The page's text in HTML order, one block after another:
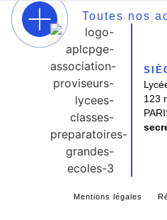
Toutes nos
123
Mentions légales